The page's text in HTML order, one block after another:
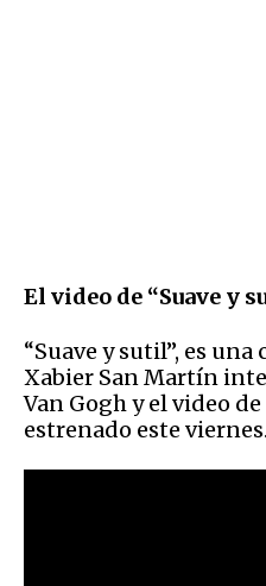
El video de “Suave y
“Suave y sutil”, es
Xabier San Martín
Van Gogh y el video
estrenado este viernes.